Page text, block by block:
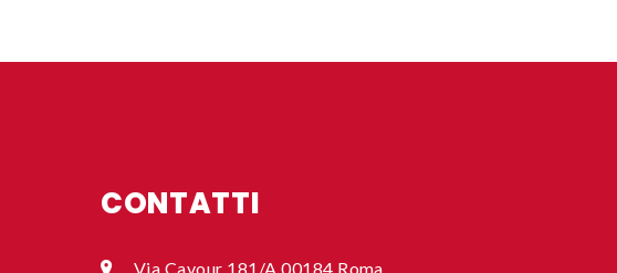
CONTATTI
Via Cavour 181/A 00184 Roma